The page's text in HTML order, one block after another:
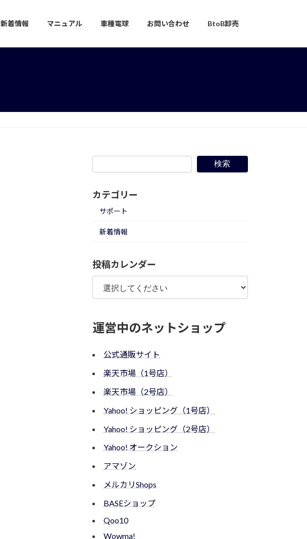
新着情報 マニュアル 車種電球 お問い合わせ BtoB卸売
検索
カテゴリー
サポート
新着情報
投稿カレンダー
運営中のネットショップ
公式通販サイト
楽天市場（1号店）
楽天市場（2号店）
Yahoo! ショッピング（1号店）
Yahoo! ショッピング（2号店）
Yahoo! オークション
アマゾン
メルカリShops
BASEショップ
Qoo10
Wowma!